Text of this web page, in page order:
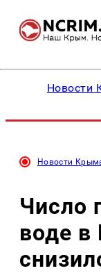
Новости
Новости
Число
воде